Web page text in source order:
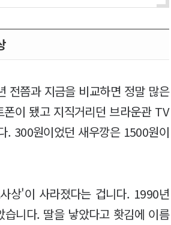
전쯤과 지금을 비교하면 정말 많은
이 됐고 지직거리던 브라운관 TV
. 300원이었던 새우깡은 1500원이
상'이 사라졌다는 겁니다. 1990년
니다. 딸을 낳았다고 홧김에 이름